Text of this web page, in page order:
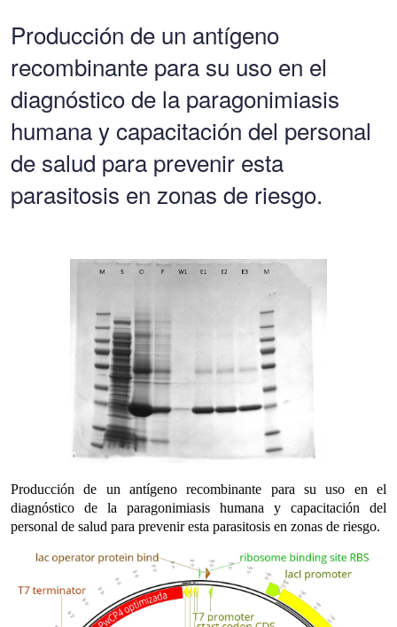
Producción de un antígeno
recombinante para su uso en el
diagnóstico de la paragonimiasis
humana y capacitación del personal
de salud para prevenir esta
parasitosis en zonas de riesgo.
Producción de un antígeno recombinante para su uso en el
diagnóstico de la paragonimiasis humana y capacitación del
personal de salud para prevenir esta parasitosis en zonas de riesgo.